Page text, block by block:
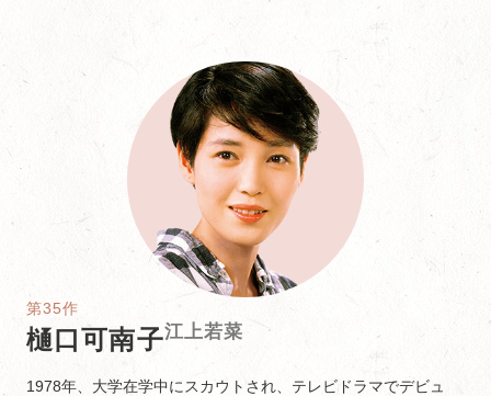
第35作
樋口可南子江上若菜
1978年、大学在学中にスカウトされ、テレビドラマでデビュ